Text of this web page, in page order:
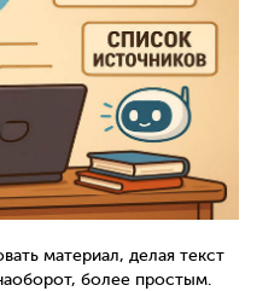
материал, делая текст
более простым.